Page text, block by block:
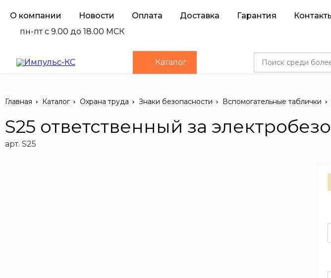
О компании Новости Оплата Доставка Гарантия
пн-пт с 9.00 до 18.00 МСК
Каталог
Главная Каталог Охрана труда Знаки безопасности Вспомогательные таблички
S25 ответственный за
арт. S25